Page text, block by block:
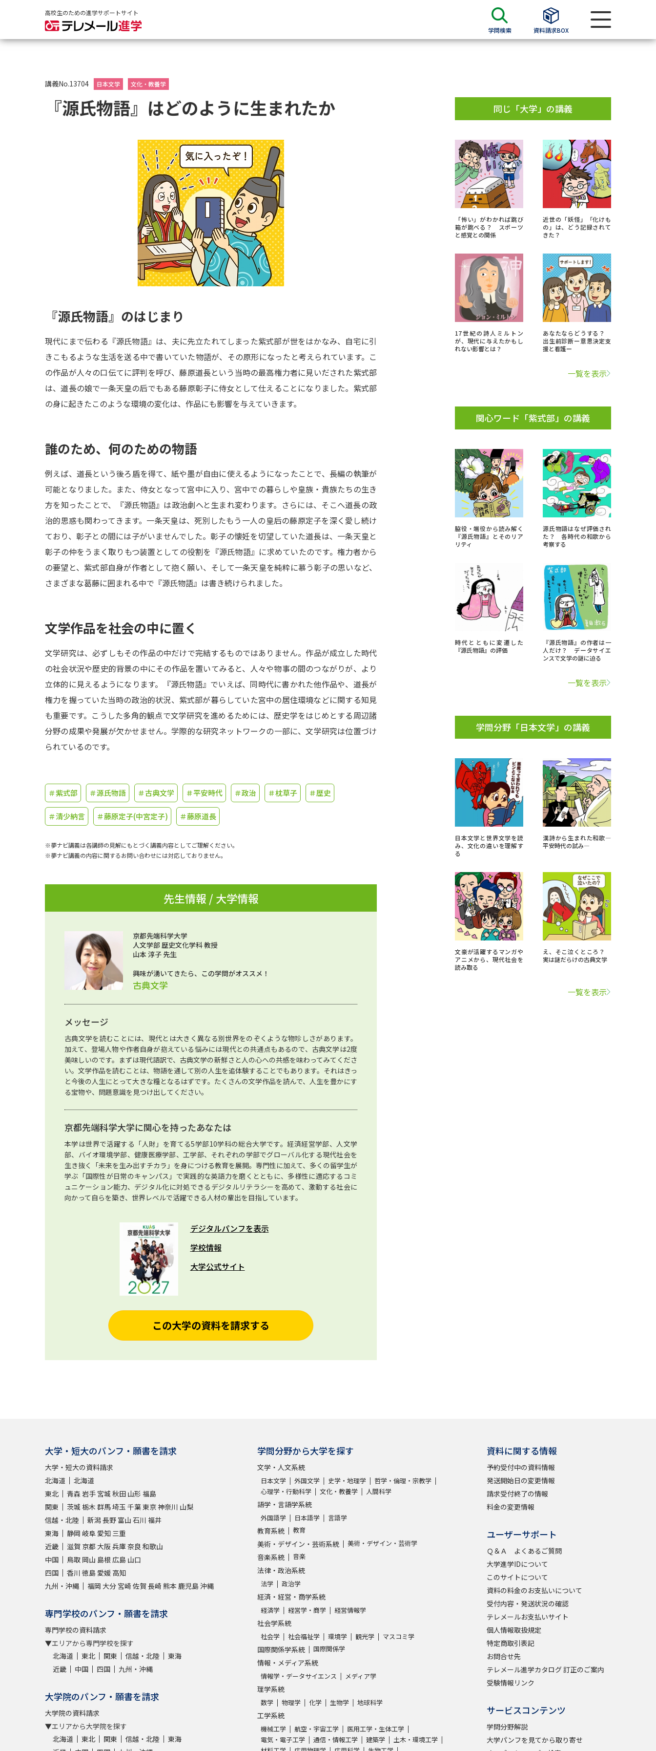
高校生のための進学サポートサイト
学問検索 資料請求BOX
大学・短大の資料種類から請求
過去問題集
留学・進学関連、塾・予備校
大学入学共通テスト「受験上の配慮案内」の請求
高等学校卒業程度認定試験
小学校教員資格認定試験
大学検索
大学で学べる内容や特徴を調べる
新増設大学・学部・学科特集
データサイエンス特集
新学年スタート号特集ページ（高3生用）
オープンキャンパスなどを調べる
オープンキャンパス検索
実施プログラムから探す
来場型・Web型イベント特集
受験準備 資料検索
先輩が入学を決めた理由
新生活お役立ちガイド
学問発見
大学で学びたい学問発見
学問分野解説 学問の教科書 夢ナビライブ
ユーザーサポート
このサイトについて
受付内容・発送状況の確認 テレメール
お支払いサイト
お問合せ先 テレメール進学カタログ
訂正のご案内
講義No.13704 日本文学 文化・教養学
『源氏物語』はどのように生まれたか
『源氏物語』のはじまり
現代にまで伝わる『源氏物語』は、夫に先立たれてしまった紫式部が世をはかなみ、自宅に引
きこもるような生活を送る中で書いていた物語が、その原形になったと考えられています。こ
の作品が人々の口伝てに評判を呼び、藤原道長という当時の最高権力者に見いだされた紫式部
は、道長の娘で一条天皇の后でもある藤原彰子に侍女として仕えることになりました。紫式部
の身に起きたこのような環境の変化は、作品にも影響を与えていきます。
誰のため、何のための物語
例えば、道長という後ろ盾を得て、紙や墨が自由に使えるようになったことで、長編の執筆が
可能となりました。また、侍女となって宮中に入り、宮中での暮らしや皇族・貴族たちの生き
方を知ったことで、『源氏物語』は政治劇へと生まれ変わります。さらには、そこへ道長の政
治的思惑も関わってきます。一条天皇は、死別したもう一人の皇后の藤原定子を深く愛し続け
ており、彰子との間には子がいませんでした。彰子の懐妊を切望していた道長は、一条天皇と
彰子の仲をうまく取りもつ装置としての役割を『源氏物語』に求めていたのです。権力者から
の要望と、紫式部自身が作者として抱く願い、そして一条天皇を純粋に慕う彰子の思いなど、
さまざまな葛藤に囲まれる中で『源氏物語』は書き続けられました。
文学作品を社会の中に置く
文学研究は、必ずしもその作品の中だけで完結するものではありません。作品が成立した時代
の社会状況や歴史的背景の中にその作品を置いてみると、人々や物事の間のつながりが、より
立体的に見えるようになります。『源氏物語』でいえば、同時代に書かれた他作品や、道長が
権力を握っていた当時の政治的状況、紫式部が暮らしていた宮中の居住環境などに関する知見
も重要です。こうした多角的観点で文学研究を進めるためには、歴史学をはじめとする周辺諸
分野の成果や発展が欠かせません。学際的な研究ネットワークの一部に、文学研究は位置づけ
られているのです。
＃紫式部 ＃源氏物語 ＃古典文学 ＃平安時代 ＃政治 ＃枕草子 ＃歴史
＃清少納言 ＃藤原定子(中宮定子) ＃藤原道長
※夢ナビ講義は各講師の見解にもとづく講義内容としてご理解ください。
※夢ナビ講義の内容に関するお問い合わせには対応しておりません。
先生情報 / 大学情報
京都先端科学大学
人文学部 歴史文化学科 教授
山本 淳子 先生
興味が湧いてきたら、この学問がオススメ！
古典文学
メッセージ
古典文学を読むことには、現代とは大きく異なる別世界をのぞくような物珍しさがあります。
加えて、登場人物や作者自身が抱えている悩みには現代との共通点もあるので、古典文学は2度
美味しいのです。まずは現代語訳で、古典文学の新鮮さと人の心への共感を味わってみてくださ
い。文学作品を読むことは、物語を通して別の人生を追体験することでもあります。それはきっ
と今後の人生にとって大きな糧となるはずです。たくさんの文学作品を読んで、人生を豊かにす
る宝物や、問題意識を見つけ出してください。
京都先端科学大学に関心を持ったあなたは
本学は世界で活躍する「人財」を育てる5学部10学科の総合大学です。経済経営学部、人文学
部、バイオ環境学部、健康医療学部、工学部、それぞれの学部でグローバル化する現代社会を
生き抜く「未来を生み出すチカラ」を身につける教育を展開。専門性に加えて、多くの留学生が
学ぶ「国際性が日常のキャンパス」で実践的な英語力を磨くとともに、多様性に適応するコミ
ュニケーション能力、デジタル化に対処できるデジタルリテラシーを高めて、激動する社会に
向かって自らを築き、世界レベルで活躍できる人材の輩出を目指しています。
デジタルパンフを表示
学校情報
大学公式サイト
この大学の資料を請求する
同じ「大学」の講義
「怖い」がわかれば跳び
箱が跳べる？ スポーツ
と感覚との関係
近世の「妖怪」「化けも
の」は、どう記録されて
きた？
17世紀の詩人ミルトン
が、現代に与えたかもし
れない影響とは？
あなたならどうする？
出生前診断ー意思決定支
援と看護ー
一覧を表示
関心ワード「紫式部」の講義
脇役・端役から読み解く
『源氏物語』とそのリア
リティ
源氏物語はなぜ評価され
た？ 各時代の和歌から
考察する
時代とともに変遷した
『源氏物語』の評価
『源氏物語』の作者は一
人だけ？ データサイエ
ンスで文学の謎に迫る
一覧を表示
学問分野「日本文学」の講義
日本文学と世界文学を読
み、文化の違いを理解す
る
漢詩から生まれた和歌―
平安時代の試み―
文豪が活躍するマンガや
アニメから、現代社会を
読み取る
え、そこ泣くところ？
実は謎だらけの古典文学
一覧を表示
大学・短大のパンフ・願書を請求
大学・短大の資料請求
北海道
北海道
東北
青森 岩手 宮城 秋田 山形 福島
関東
茨城 栃木 群馬埼玉 千葉東京神奈川 山梨
信越・北陸
新潟長野 富山 石川 福井
東海
静岡 岐阜 愛知 三重
近畿
滋賀 京都 大阪兵庫奈良 和歌山
中国
鳥取 岡山 島根 広島 山口
四国
香川 徳島 愛媛 高知
九州・沖縄
福岡 大分 宮崎 佐賀 長崎 熊本 鹿児島沖縄
専門学校のパンフ・願書を請求
専門学校の資料請求
▼エリアから専門学校を探す
北海道
東北 関東 信越・北陸
東海
近畿
中国 四国 九州・沖縄
大学院のパンフ・願書を請求
大学院の資料請求
▼エリアから大学院を探す
北海道
東北 関東 信越・北陸
東海
学問分野から大学を探す
文学・人文系統
日本文学 外国文学 史学・地理学
哲学・倫理・宗教学
心理学・行動科学
文化・教養学 人間科学
語学・言語学系統
外国語学 日本語学 言語学
教育系統 教育
美術・デザイン・芸術系統 美術・デザイン・芸術学
音楽系統 音楽
法律・政治系統
法学 政治学
経済・経営・商学系統
経済学 経営学・商学 経営情報学
社会学系統
社会学 社会福祉学 環境学 観光学 マスコミ学
国際関係学系統 国際関係学
情報・メディア系統
情報学・データサイエンス メディア学
理学系統
数学 物理学 化学 生物学 地球科学
工学系統
機械工学 航空・宇宙工学
医用工学・生体工学
電気・電子工学
通信・情報工学 建築学
土木・環境工学
資料に関する情報
予約受付中の資料情報
発送開始日の変更情報
請求受付終了の情報
料金の変更情報
ユーザーサポート
Ｑ＆Ａ よくあるご質問
大学進学IDについて
このサイトについて
資料の料金のお支払いについて
受付内容・発送状況の確認
テレメールお支払いサイト
個人情報取扱規定
特定商取引表記
お問合せ先
テレメール進学カタログ 訂正のご案内
受験情報リンク
サービスコンテンツ
学問分野解説
大学パンフを見てから取り寄せ